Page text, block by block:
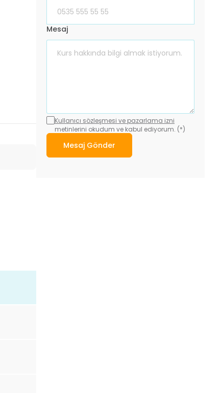
Mesaj
Kullanıcı sözleşmesi ve pazarlama izni
metinlerini okudum ve kabul ediyorum. (*)
Mesaj Gönder